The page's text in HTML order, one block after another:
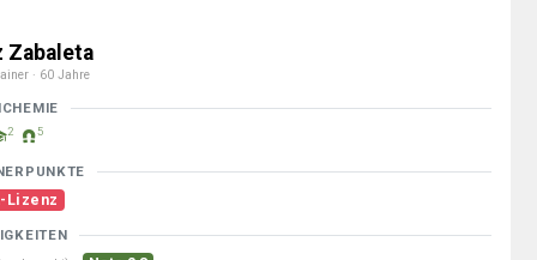
Zabaleta
· 60 Jahre
2 5
Lizenz